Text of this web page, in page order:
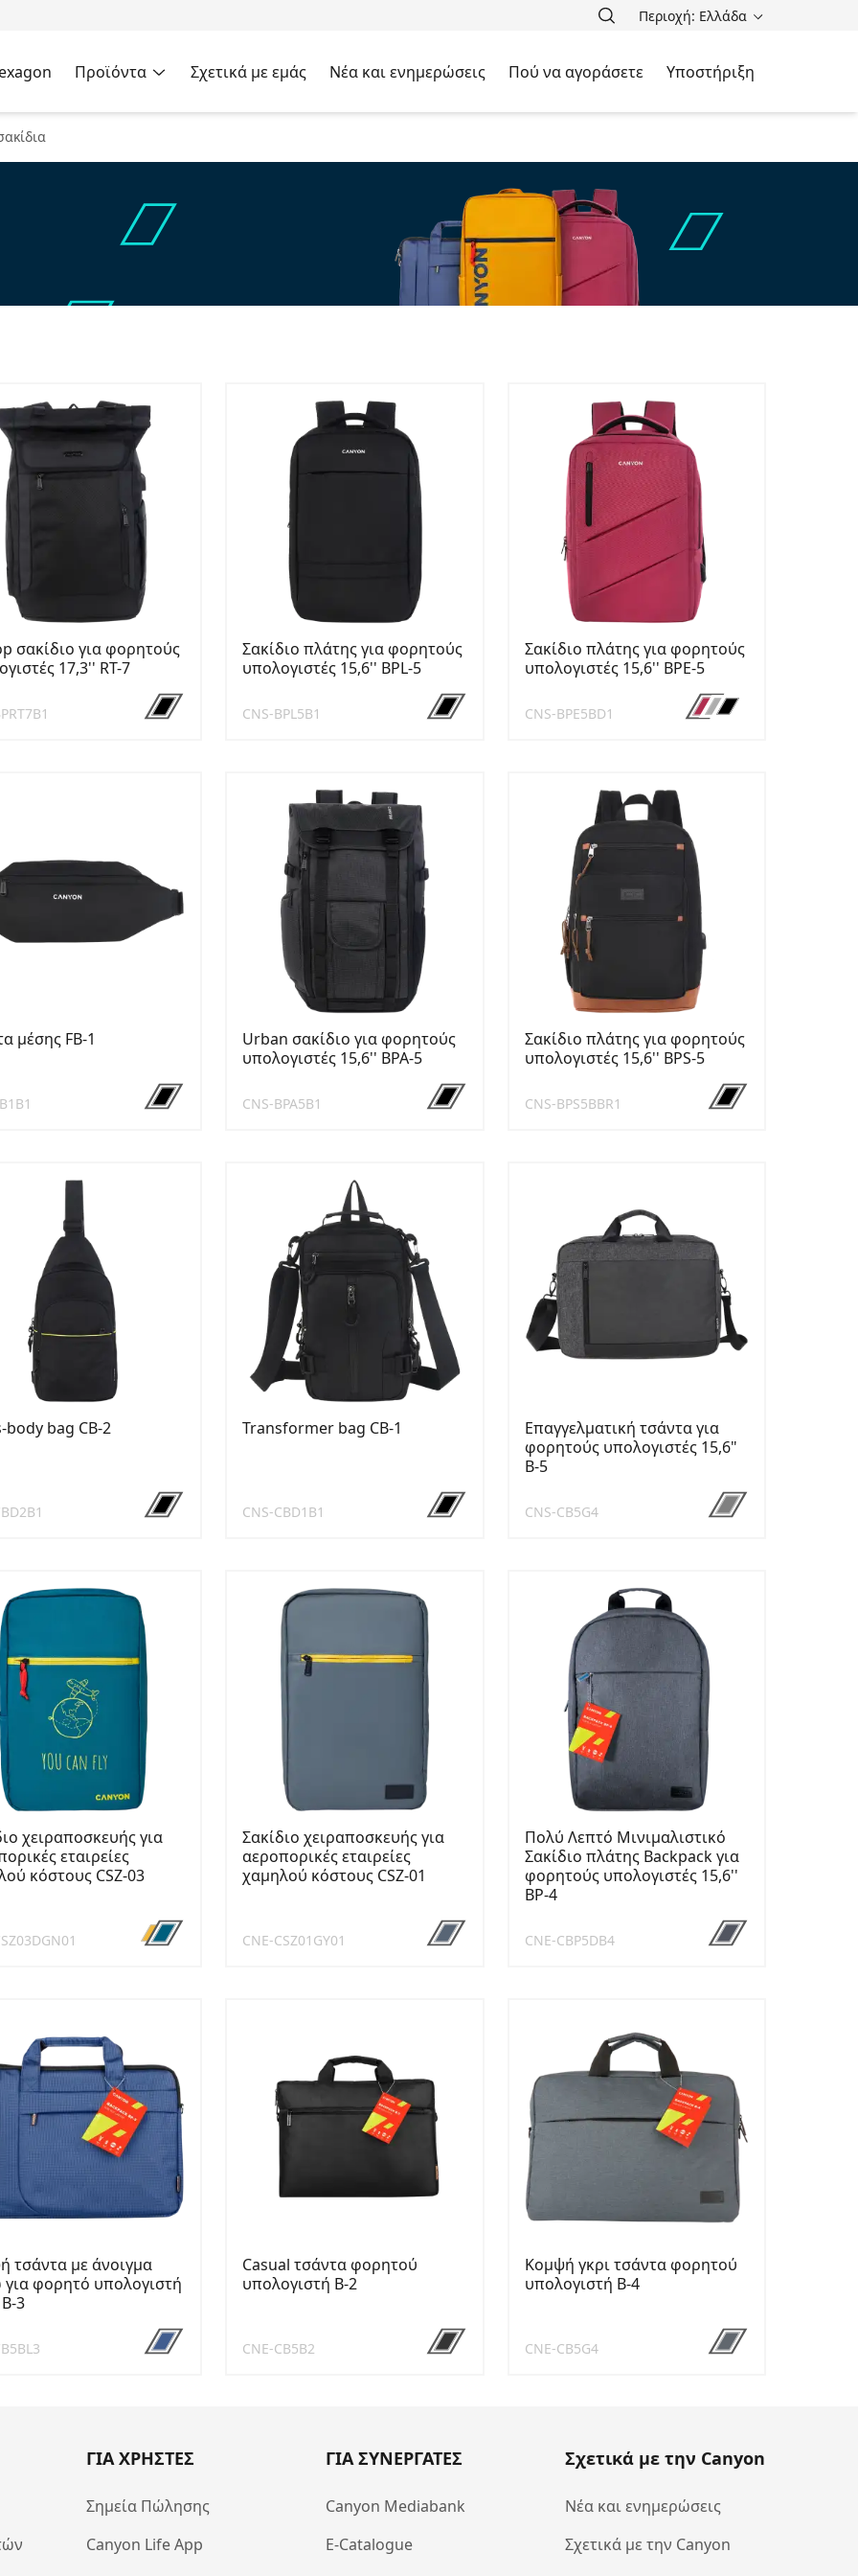
Περιοχή: Ελλάδα
Προϊόντα Σχετικά με εμάς Νέα και ενημερώσεις Πού να αγοράσετε Υποστήριξη
σακίδιο για φορητούς
17,3'' RT-7
Σακίδιο πλάτης για φορητούς
υπολογιστές 15,6'' BPL-5
CNS-BPL5B1
Σακίδιο πλάτης για φορητούς
υπολογιστές 15,6'' BPE-5
CNS-BPE5BD1
μέσης FB-1
Urban σακίδιο για φορητούς
υπολογιστές 15,6'' BPA-5
CNS-BPA5B1
Σακίδιο πλάτης για φορητούς
υπολογιστές 15,6'' BPS-5
CNS-BPS5BBR1
body bag CB-2 Transformer bag CB-1
CNS-CBD1B1
Επαγγελματική τσάντα για
φορητούς υπολογιστές 15,6"
B-5
CNS-CB5G4
χειραποσκευής για
εταιρείες
κόστους CSZ-03
Σακίδιο χειραποσκευής για
αεροπορικές εταιρείες
χαμηλού κόστους CSZ-01
CNE-CSZ01GY01
Πολύ Λεπτό Μινιμαλιστικό
Σακίδιο πλάτης Backpack για
φορητούς υπολογιστές 15,6''
BP-4
CNE-CBP5DB4
τσάντα με άνοιγμα
φορητό υπολογιστή
3
Casual τσάντα φορητού
υπολογιστή B-2
CNE-CB5B2
Κομψή γκρι τσάντα φορητού
υπολογιστή B-4
CNE-CB5G4
ΓΙΑ ΧΡΗΣΤΕΣ
Σημεία Πώλησης
Canyon Life App
ΓΙΑ ΣΥΝΕΡΓΑΤΕΣ
Canyon Mediabank
E-Catalogue
Σχετικά με την Canyon
Νέα και ενημερώσεις
Σχετικά με την Canyon